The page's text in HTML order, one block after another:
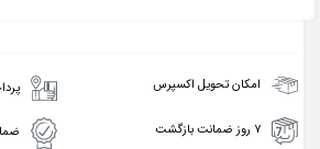
امکان تحویل اکسپرس
۷ روز ضمانت بازگشت